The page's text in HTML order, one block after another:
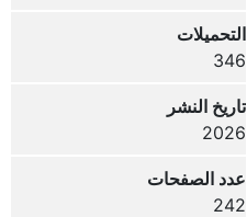
التحميلات
346
تاريخ النشر
2026
عدد الصفحات
242